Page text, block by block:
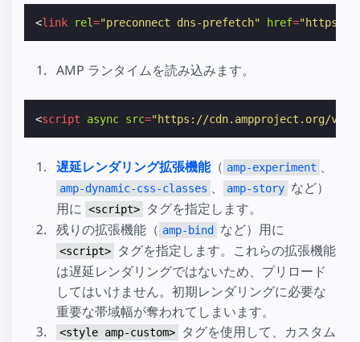
<link rel="preconnect dns-prefetch" href="https://
AMP ランタイムを読み込みます。
<script async src="https://cdn.ampproject.org/
遅延レンダリング拡張機能（ amp-experiment 、
amp-dynamic-css-classes 、 amp-story など）
用に <script>
タグを指定します。
残りの拡張機能（ amp-bind など）用に
<script>
タグを指定します。これらの拡張機能
は遅延レンダリングではないため、プリロード
してはいけません。初期レンダリングに必要な
重要な帯域幅が奪われてしまいます。
<style amp-custom>
タグを使用して、カスタム